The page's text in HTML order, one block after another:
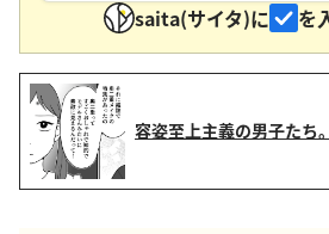
saita(サイタ)に
を
容姿至上主義の男子たち